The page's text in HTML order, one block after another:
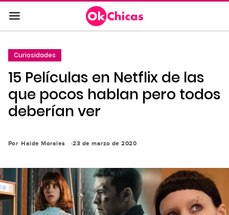
Saltar
al
contenido
la
navegación
principal
Curiosidades
15 Películas en Netflix de las
que pocos hablan pero todos
deberían ver
Por Haide Morales 23 de marzo de 2020